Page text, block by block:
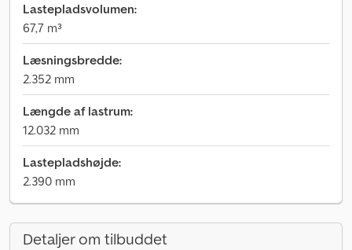
Lastepladsvolumen:
67,7 m³
Læsningsbredde:
2.352 mm
Længde af lastrum:
12.032 mm
Lastepladshøjde:
2.390 mm
Detaljer om tilbuddet